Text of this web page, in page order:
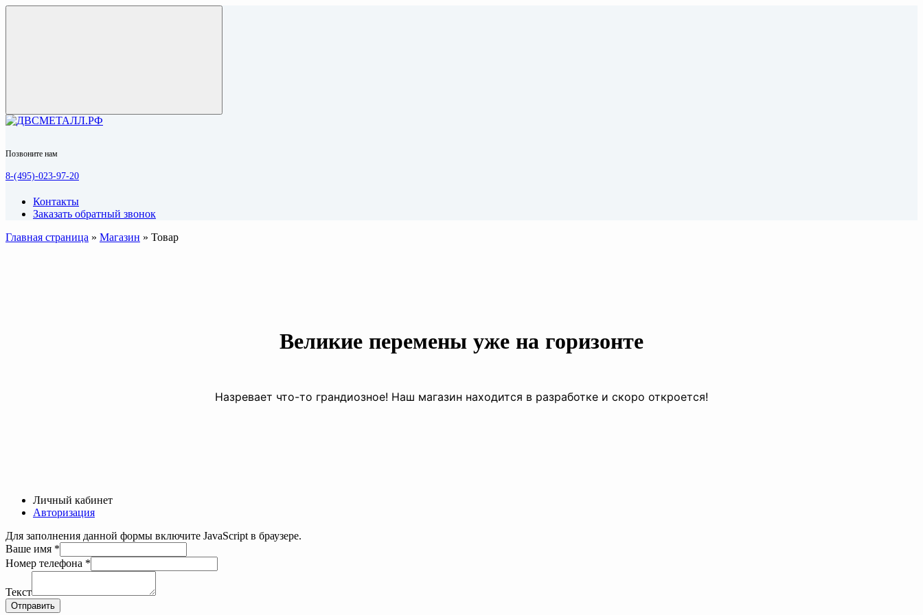
Позвоните нам
8-(495)-023-97-20
Контакты
Заказать обратный звонок
Главная страница » Магазин » Товар
Великие перемены уже на горизонте
Назревает что-то грандиозное! Наш магазин находится в разработке и скоро откроется!
Личный кабинет
Авторизация
Для заполнения данной формы включите JavaScript в браузере.
Ваше имя *
Ваше
Номер
телефона
Номер телефона *
Текст
Отправить